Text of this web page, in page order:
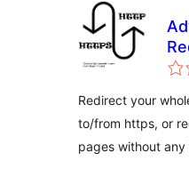
Redirect your
to/from https, or
pages without